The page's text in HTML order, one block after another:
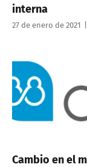
interna
27 de enero de 2021
Cambio en el